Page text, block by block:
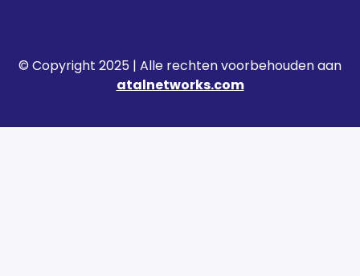
© Copyright 2025 | Alle rechten voorbehouden aan
atalnetworks.com